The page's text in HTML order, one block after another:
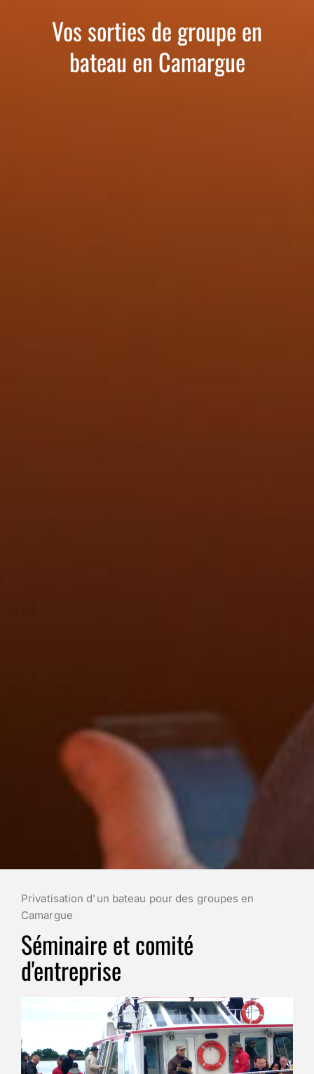
Vos sorties de groupe en
bateau en Camargue
Privatisation d'un bateau pour des groupes en
Camargue
Séminaire et comité
d'entreprise